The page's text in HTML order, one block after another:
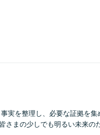
実を整理し、必要な証拠を
さまの少しでも明るい未来の